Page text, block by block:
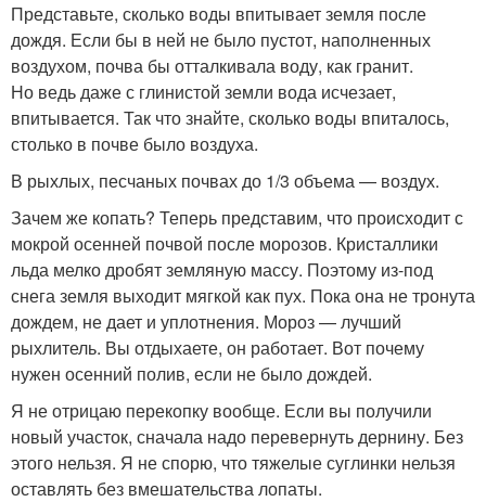
Представьте, сколько воды впитывает земля после
дождя. Если бы в ней не было пустот, наполненных
воздухом, почва бы отталкивала воду, как гранит.
Но ведь даже с глинистой земли вода исчезает,
впитывается. Так что знайте, сколько воды впиталось,
столько в почве было воздуха.
В рыхлых, песчаных почвах до 1/3 объема — воздух.
Зачем же копать? Теперь представим, что происходит с
мокрой осенней почвой после морозов. Кристаллики
льда мелко дробят земляную массу. Поэтому из-под
снега земля выходит мягкой как пух. Пока она не тронута
дождем, не дает и уплотнения. Мороз — лучший
рыхлитель. Вы отдыхаете, он работает. Вот почему
нужен осенний полив, если не было дождей.
Я не отрицаю перекопку вообще. Если вы получили
новый участок, сначала надо перевернуть дернину. Без
этого нельзя. Я не спорю, что тяжелые суглинки нельзя
оставлять без вмешательства лопаты.